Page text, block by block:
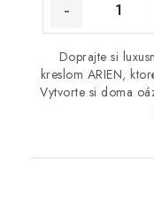
Doprajte si
kreslom ARIEN,
Vytvorte si doma